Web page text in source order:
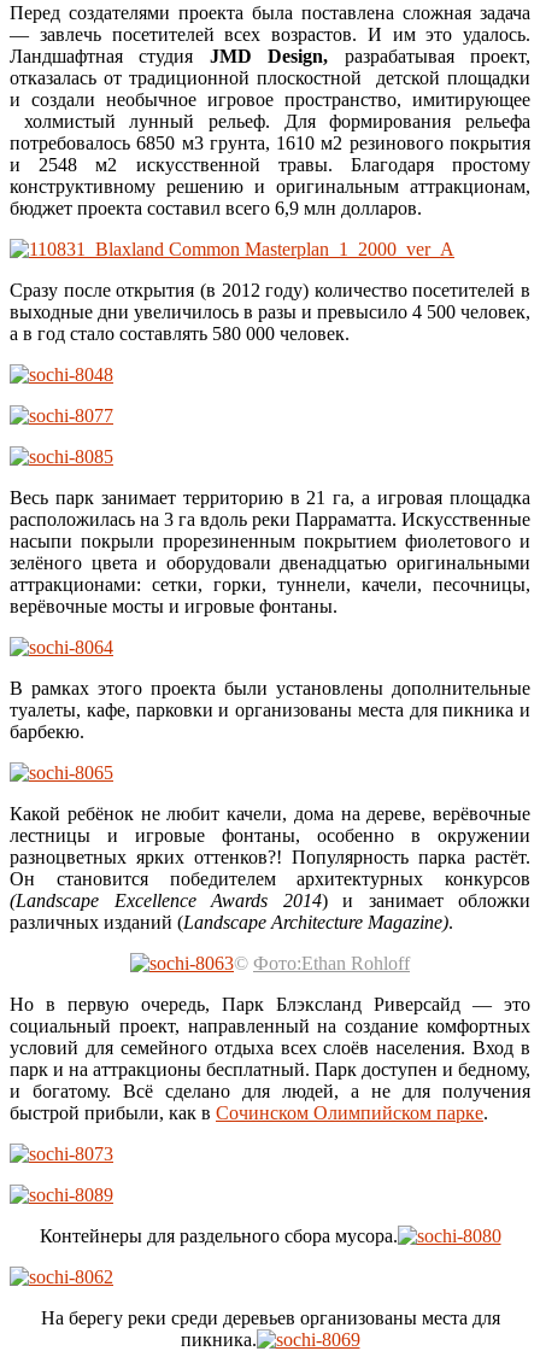
Перед создателями проекта была поставлена сложная задача
— завлечь посетителей всех возрастов. И им это удалось.
Ландшафтная студия JMD Design, разрабатывая проект,
отказалась от традиционной плоскостной детской площадки
и создали необычное игровое пространство, имитирующее
холмистый лунный рельеф. Для формирования рельефа
потребовалось 6850 м3 грунта, 1610 м2 резинового покрытия
и 2548 м2 искусственной травы. Благодаря простому
конструктивному решению и оригинальным аттракционам,
бюджет проекта составил всего 6,9 млн долларов.
Сразу после открытия (в 2012 году) количество посетителей в
выходные дни увеличилось в разы и превысило 4 500 человек,
а в год стало составлять 580 000 человек.
Весь парк занимает территорию в 21 га, а игровая площадка
расположилась на 3 га вдоль реки Парраматта. Искусственные
насыпи покрыли прорезиненным покрытием фиолетового и
зелёного цвета и оборудовали двенадцатью оригинальными
аттракционами: сетки, горки, туннели, качели, песочницы,
верёвочные мосты и игровые фонтаны.
В рамках этого проекта были установлены дополнительные
туалеты, кафе, парковки и организованы места для пикника и
барбекю.
Какой ребёнок не любит качели, дома на дереве, верёвочные
лестницы и игровые фонтаны, особенно в окружении
разноцветных ярких оттенков?! Популярность парка растёт.
Он становится победителем архитектурных конкурсов
(Landscape Excellence Awards 2014) и занимает обложки
различных изданий (Landscape Architecture Magazine).
© Фото:Ethan Rohloff
Но в первую очередь, Парк Блэксланд Риверсайд — это
социальный проект, направленный на создание комфортных
условий для семейного отдыха всех слоёв населения. Вход в
парк и на аттракционы бесплатный. Парк доступен и бедному,
и богатому. Всё сделано для людей, а не для получения
быстрой прибыли, как в Сочинском Олимпийском парке.
Контейнеры для раздельного сбора мусора.
На берегу реки среди деревьев организованы места для
пикника.